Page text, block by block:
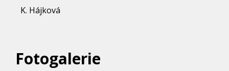
K. Hájková
Fotogalerie